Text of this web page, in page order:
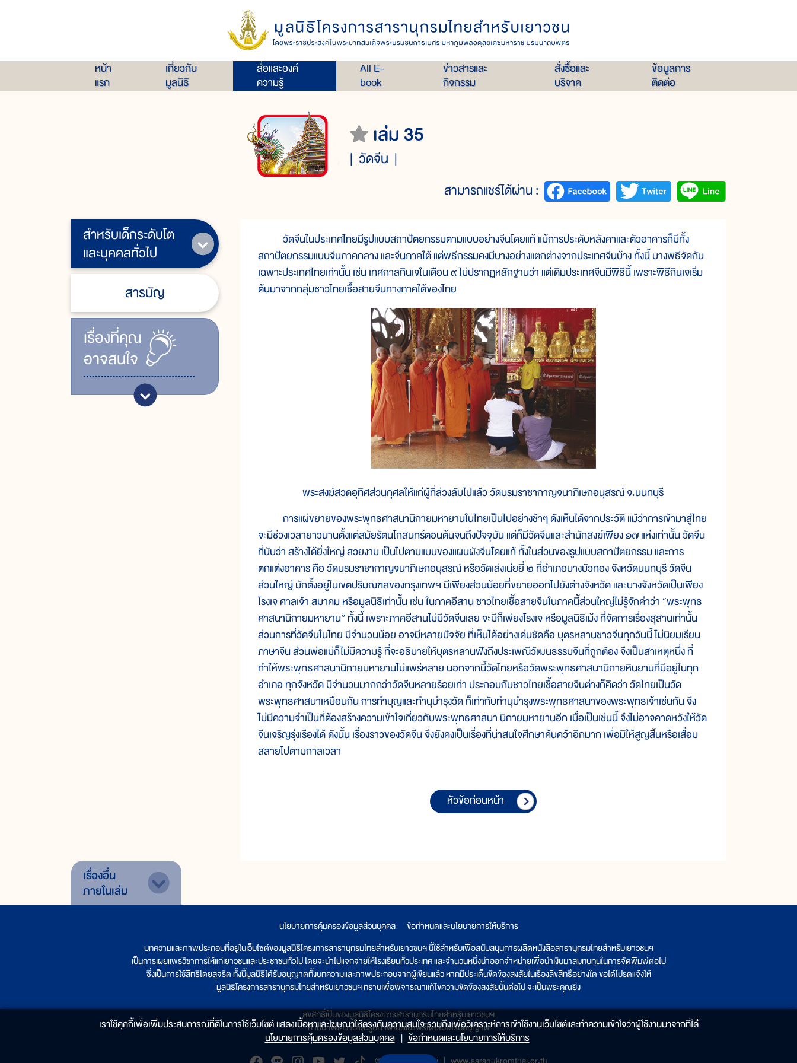
หน้า
แรก
เกี่ยวกับ
มูลนิธิ
สื่อและองค์
ความรู้
All E-
book
ข่าวสารและ
กิจกรรม
สั่งซื้อและ
บริจาค
ข้อมูลการ
ติดต่อ
เล่ม 35
วัดจีน
สามารถแชร์ได้ผ่าน :
สำหรับเด็กระดับโต
และบุคคลทั่วไป
สารบัญ
เรื่ิองที่คุณ
อาจสนใจ
วัดจีนในประเทศไทยมีรูปแบบสถาปัตยกรรมตามแบบอย่างจีนโดยแท้ แม้การประดับหลังคาและตัวอาคารก็มีทั้ง
สถาปัตยกรรมแบบจีนภาคกลาง และจีนภาคใต้ แต่พิธีกรรมคงมีบางอย่างแตกต่างจากประเทศจีนบ้าง ทั้งนี้ บางพิธีจัดกัน
เฉพาะประเทศไทยเท่านั้น เช่น เทศกาลกินเจในเดือน ๙ ไม่ปรากฏหลักฐานว่า แต่เดิมประเทศจีนมีพิธีนี้ เพราะพิธีกินเจเริ่ม
ต้นมาจากกลุ่มชาวไทยเชื้อสายจีนทางภาคใต้ของไทย
พระสงฆ์สวดอุทิศส่วนกุศลให้แก่ผู้ที่ล่วงลับไปแล้ว วัดบรมราชากาญจนาภิเษกอนุสรณ์ จ.นนทบุรี
การแผ่ขยายของพระพุทธศาสนานิกายมหายานในไทยเป็นไปอย่างช้าๆ ดังเห็นได้จากประวัติ แม้ว่าการเข้ามาสู่ไทย
จะมีช่วงเวลายาวนานตั้งแต่สมัยรัตนโกสินทร์ตอนต้นจนถึงปัจจุบัน แต่ก็มีวัดจีนและสำนักสงฆ์เพียง ๑๗ แห่งเท่านั้น วัดจีน
ที่นับว่า สร้างได้ยิ่งใหญ่ สวยงาม เป็นไปตามแบบของแผนผังจีนโดยแท้ ทั้งในส่วนของรูปแบบสถาปัตยกรรม และการ
ตกแต่งอาคาร คือ วัดบรมราชากาญจนาภิเษกอนุสรณ์ หรือวัดเล่งเน่ยยี่ ๒ ที่อำเภอบางบัวทอง จังหวัดนนทบุรี วัดจีน
ส่วนใหญ่ มักตั้งอยู่ในเขตปริมณฑลของกรุงเทพฯ มีเพียงส่วนน้อยที่ขยายออกไปยังต่างจังหวัด และบางจังหวัดเป็นเพียง
โรงเจ ศาลเจ้า สมาคม หรือมูลนิธิเท่านั้น เช่น ในภาคอีสาน ชาวไทยเชื้อสายจีนในภาคนี้ส่วนใหญ่ไม่รู้จักคำว่า “พระพุทธ
ศาสนานิกายมหายาน” ทั้งนี้ เพราะภาคอีสานไม่มีวัดจีนเลย จะมีก็เพียงโรงเจ หรือมูลนิธิเม้ง ที่จัดการเรื่องสุสานเท่านั้น
ส่วนการที่วัดจีนในไทย มีจำนวนน้อย อาจมีหลายปัจจัย ที่เห็นได้อย่างเด่นชัดคือ บุตรหลานชาวจีนทุกวันนี้ ไม่นิยมเรียน
ภาษาจีน ส่วนพ่อแม่ก็ไม่มีความรู้ ที่จะอธิบายให้บุตรหลานฟังถึงประเพณีวัฒนธรรมจีนที่ถูกต้อง จึงเป็นสาเหตุหนึ่ง ที่
ทำให้พระพุทธศาสนานิกายมหายานไม่แพร่หลาย นอกจากนี้วัดไทยหรือวัดพระพุทธศาสนานิกายหินยานที่มีอยู่ในทุก
อำเภอ ทุกจังหวัด มีจำนวนมากกว่าวัดจีนหลายร้อยเท่า ประกอบกับชาวไทยเชื้อสายจีนต่างก็คิดว่า วัดไทยเป็นวัด
พระพุทธศาสนาเหมือนกัน การทำบุญและทำนุบำรุงวัด ก็เท่ากับทำนุบำรุงพระพุทธศาสนาของพระพุทธเจ้าเช่นกัน จึง
ไม่มีความจำเป็นที่ต้องสร้างความเข้าใจเกี่ยวกับพระพุทธศาสนา นิกายมหายานอีก เมื่อเป็นเช่นนี้ จึงไม่อาจคาดหวังให้วัด
จีนเจริญรุ่งเรืองได้ ดังนั้น เรื่องราวของวัดจีน จึงยังคงเป็นเรื่องที่น่าสนใจศึกษาค้นคว้าอีกมาก เพื่อมิให้สูญสิ้นหรือเสื่อม
สลายไปตามกาลเวลา
หัวข้อก่อนหน้า
เรื่องอื่น
ภายในเล่ม
นโยบายการคุ้มครองข้อมูลส่วนบุคคล
ข้อกำหนดและนโยบายการให้บริการ
บทความและภาพประกอบที่อยู่ในเว็บไซต์ของมูลนิธิโครงการสารานุกรมไทยสำหรับเยาวชนฯ นี้ใช้สำหรับเพื่อสนับสนุนการผลิตหนังสือสารานุกรมไทยสำหรับเยาวชนฯ
เป็นการเผยแพร่วิชาการให้แก่เยาวชนและประชาชนทั่วไป โดยจะนำไปแจกจ่ายให้โรงเรียนทั่วประเทศ และจำนวนหนึ่งนำออกจำหน่ายเพื่อนำเงินมาสมทบทุนในการจัดพิมพ์ต่อไป
ซึ่งเป็นการใช้สิทธิโดยสุจริต ทั้งนี้มูลนิธิได้รับอนุญาตทั้งบทความและภาพประกอบจากผู้เขียนแล้ว หากมีประเด็นขัดข้องสงสัยในเรื่องลิขสิทธิ์อย่างใด ขอได้โปรดแจ้งให้
มูลนิธิโครงการสารานุกรมไทยสำหรับเยาวชนฯ ทราบเพื่อพิจารณาแก้ไขความขัดข้องสงสัยนั้นต่อไป จะเป็นพระคุณยิ่ง
ลิขสิทธิ์เป็นของมูลนิธิโครงการสารานุกรมไทยสำหรับเยาวชนฯ
ห้ามนำข้อความและรูปภาพไปเผยแพร่โดยไม่ได้รับอนุญาต
เราใช้คุกกี้เพื่อเพิ่มประสบการณ์ที่ดีในการใช้เว็บไซต์ แสดงเนื้อหาและโฆษณาให้ตรงกับความสนใจ รวมถึงเพื่อวิเคราะห์การเข้าใช้งานเว็บไซต์และทำความเข้าใจว่าผู้ใช้งานมาจากที่ใด๋
นโยบายการคุ้มครองข้อมูลส่วนบุคคล | ข้อกำหนดและนโยบายการให้บริการ